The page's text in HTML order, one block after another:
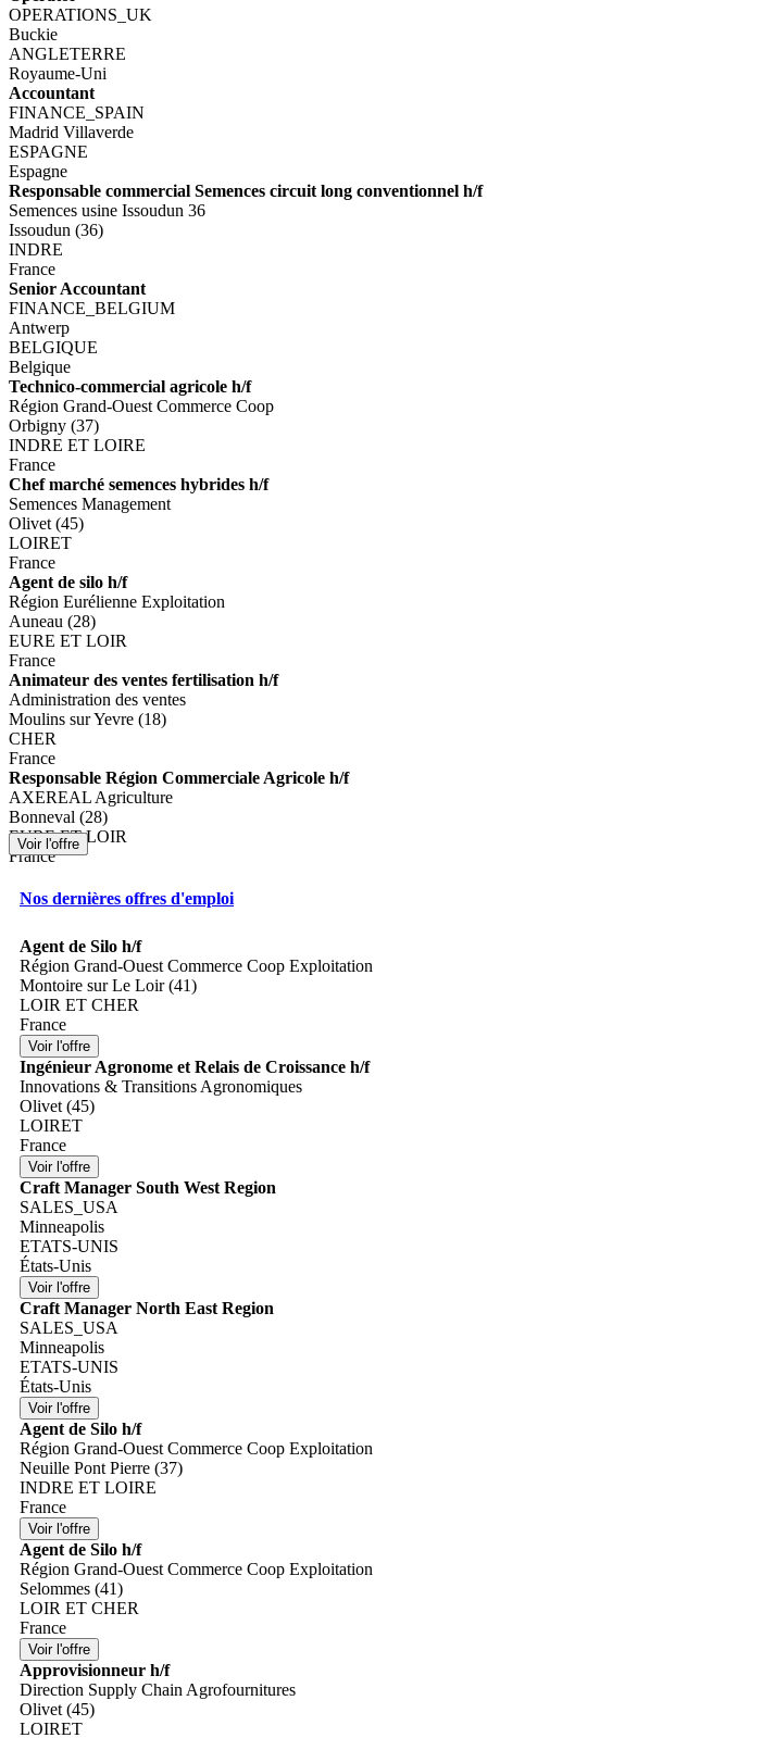
OPERATIONS_UK
Buckie
ANGLETERRE
Royaume-Uni
Accountant
FINANCE_SPAIN
Madrid Villaverde
ESPAGNE
Espagne
Responsable commercial Semences circuit long conventionnel h/f
Semences usine Issoudun 36
Issoudun (36)
INDRE
France
Senior Accountant
FINANCE_BELGIUM
Antwerp
BELGIQUE
Belgique
Technico-commercial agricole h/f
Région Grand-Ouest Commerce Coop
Orbigny (37)
INDRE ET LOIRE
France
Chef marché semences hybrides h/f
Semences Management
Olivet (45)
LOIRET
France
Agent de silo h/f
Région Eurélienne Exploitation
Auneau (28)
EURE ET LOIR
France
Animateur des ventes fertilisation h/f
Administration des ventes
Moulins sur Yevre (18)
CHER
France
Responsable Région Commerciale Agricole h/f
AXEREAL Agriculture
Bonneval (28)
EURE ET LOIR
France
Nos dernières offres d'emploi
Agent de Silo h/f
Région Grand-Ouest Commerce Coop Exploitation
Montoire sur Le Loir (41)
LOIR ET CHER
France
Ingénieur Agronome et Relais de Croissance h/f
Innovations & Transitions Agronomiques
Olivet (45)
LOIRET
France
Craft Manager South West Region
SALES_USA
Minneapolis
ETATS-UNIS
États-Unis
Craft Manager North East Region
SALES_USA
Minneapolis
ETATS-UNIS
États-Unis
Agent de Silo h/f
Région Grand-Ouest Commerce Coop Exploitation
Neuille Pont Pierre (37)
INDRE ET LOIRE
France
Agent de Silo h/f
Région Grand-Ouest Commerce Coop Exploitation
Selommes (41)
LOIR ET CHER
France
Approvisionneur h/f
Direction Supply Chain Agrofournitures
Olivet (45)
LOIRET